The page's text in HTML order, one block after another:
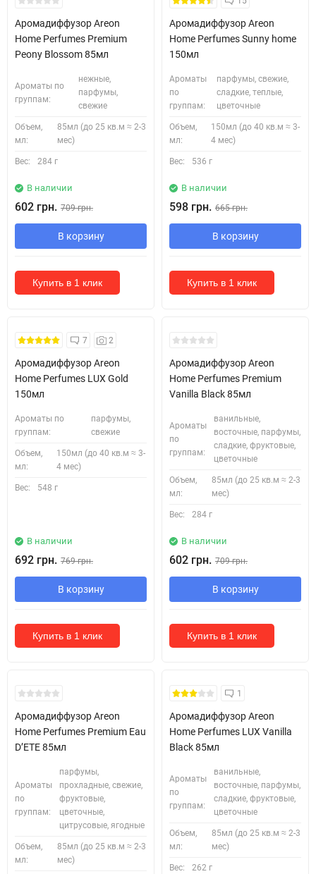
Аромадиффузор Areon
Home Perfumes Premium
Peony Blossom 85мл
Ароматы по
группам:
нежные,
парфумы,
свежие
Объем,
мл:
85мл (до 25 кв.м ≈ 2-3
мес)
Вес: 284 г
В наличии
602 грн. 709 грн.
В корзину
Купить в 1 клик
Аромадиффузор Areon
Home Perfumes Sunny home
150мл
Ароматы
по
группам:
парфумы, свежие,
сладкие, теплые,
цветочные
Объем,
мл:
150мл (до 40 кв.м ≈ 3-
4 мес)
Вес: 536 г
В наличии
598 грн. 665 грн.
В корзину
Купить в 1 клик
7 2
Аромадиффузор Areon
Home Perfumes LUX Gold
150мл
Ароматы по
группам:
парфумы,
свежие
Объем,
мл:
150мл (до 40 кв.м ≈ 3-
4 мес)
Вес: 548 г
В наличии
692 грн. 769 грн.
В корзину
Купить в 1 клик
Аромадиффузор Areon
Home Perfumes Premium
Vanilla Black 85мл
Ароматы
по
группам:
ванильные,
восточные, парфумы,
сладкие, фруктовые,
цветочные
Объем,
мл:
85мл (до 25 кв.м ≈ 2-3
мес)
Вес: 284 г
В наличии
602 грн. 709 грн.
В корзину
Купить в 1 клик
Аромадиффузор Areon
Home Perfumes Premium Eau
D’ETE 85мл
Ароматы
по
группам:
парфумы,
прохладные, свежие,
фруктовые,
цветочные,
цитрусовые, ягодные
Объем,
мл:
85мл (до 25 кв.м ≈ 2-3
мес)
1
Аромадиффузор Areon
Home Perfumes LUX Vanilla
Black 85мл
Ароматы
по
группам:
ванильные,
восточные, парфумы,
сладкие, фруктовые,
цветочные
Объем,
мл:
85мл (до 25 кв.м ≈ 2-3
мес)
Вес: 262 г